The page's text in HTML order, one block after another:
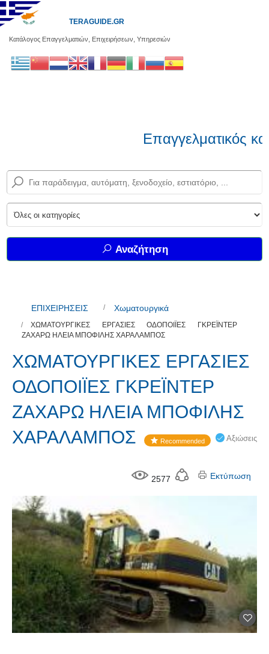
Κατάλογος Επαγγελματιών, Επιχειρήσεων, Υπηρεσιών
TERAGUIDE.GR
Επαγγελματικός
Αναζήτηση
ΕΠΙΧΕΙΡΗΣΕΙΣ Χωματουργικά
ΧΩΜΑΤΟΥΡΓΙΚΕΣ ΕΡΓΑΣΙΕΣ ΟΔΟΠΟΙΪΕΣ ΓΚΡΕΪΝΤΕΡ
ΖΑΧΑΡΩ ΗΛΕΙΑ ΜΠΟΦΙΛΗΣ ΧΑΡΑΛΑΜΠΟΣ
ΧΩΜΑΤΟΥΡΓΙΚΕΣ ΕΡΓΑΣΙΕΣ
ΟΔΟΠΟΙΪΕΣ ΓΚΡΕΪΝΤΕΡ
ΖΑΧΑΡΩ ΗΛΕΙΑ ΜΠΟΦΙΛΗΣ
ΧΑΡΑΛΑΜΠΟΣ
Recommended Αξιώσεις
2577 Εκτύπωση